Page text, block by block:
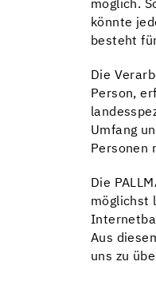
möglich.
könnte
besteht
Die
Person,
Umfang
Personen
Die
möglichst
Aus
uns zu